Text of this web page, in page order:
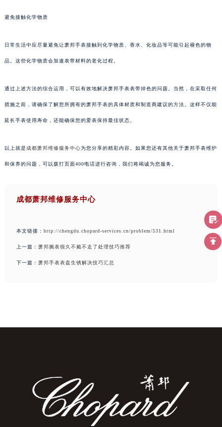
避免接触化学物质
日常生活中应尽量避免让萧邦手表接触到化学物质、香水、化妆品等可能引起褪色的物
品。这些化学物质会加速表带材料的老化过程。
通过上述方法的综合运用，可以有效地解决萧邦手表表带掉色的问题。当然，在采取任何
措施之前，请确保了解您所拥有的萧邦手表的具体材质和制造商建议的方法。这样不仅能
延长手表使用寿命，还能确保您的爱表保持最佳状态。
以上就是 成都萧邦维修服务中心为您分享的精彩内容。如果您还有其他关于萧邦手表维护
和保养的问题，可以拨打页面400电话进行咨询，我们将竭诚为您服务。
成都萧邦维修服务中心
本文链接： http://chengdu.chopard-services.cn/problem/531.html
上一篇： 萧邦腕表很久不戴不走了处理技巧推荐
下一篇： 萧邦手表表盘生锈解决技巧汇总